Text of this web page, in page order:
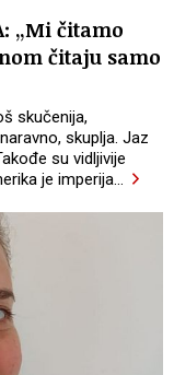
„Mi čitamo
čitaju samo
skučenija,
skuplja. Jaz
su vidljivije
je imperija…